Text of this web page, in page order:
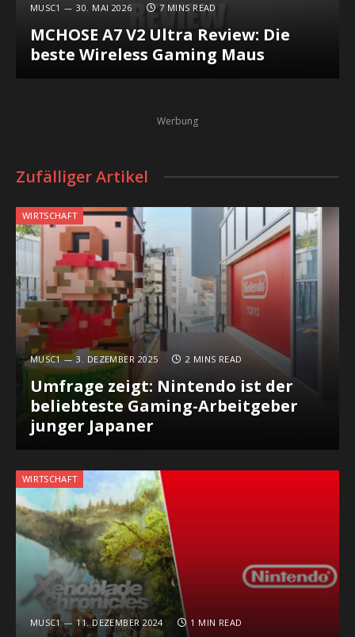
MUSC1 30. MAI 2026 7 MINS READ
MCHOSE A7 V2 Ultra Review: Die
beste Wireless Gaming Maus
Werbung
Zufälliger Artikel
WIRTSCHAFT
MUSC1 3. DEZEMBER 2025 2 MINS READ
Umfrage zeigt: Nintendo ist der
beliebteste Gaming-Arbeitgeber
junger Japaner
WIRTSCHAFT
MUSC1 11. DEZEMBER 2024 1 MIN READ